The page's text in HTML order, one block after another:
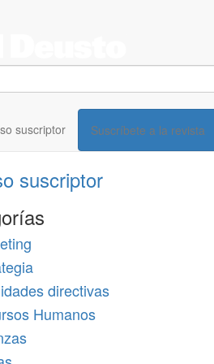
suscriptor Suscríbete a la revista
a Harvard Deusto
suscriptor
directivas
Humanos